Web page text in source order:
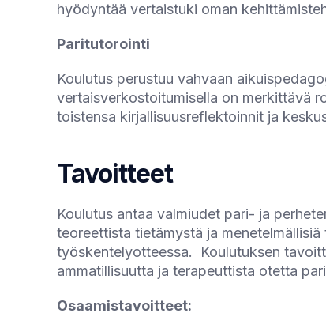
hyödyntää vertaistuki oman
Paritutorointi
Koulutus perustuu vahvaan
vertaisverkostoitumisella on merkittävä
toistensa kirjallisuusreflektoinnit ja
Tavoitteet
Koulutus antaa valmiudet pari- ja
teoreettista tietämystä ja
työskentelyotteessa.
Koulutuksen
ammatillisuutta ja terapeuttista otetta
Osaamistavoitteet: